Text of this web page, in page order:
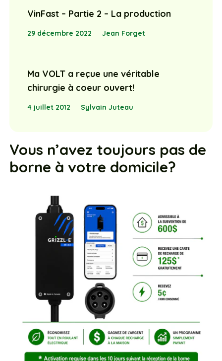
VinFast – Partie 2 – La production
29 décembre 2022 Jean Forget
Ma VOLT a reçue une véritable
chirurgie à coeur ouvert!
4 juillet 2012 Sylvain Juteau
Vous n’avez toujours pas de
borne à votre domicile?